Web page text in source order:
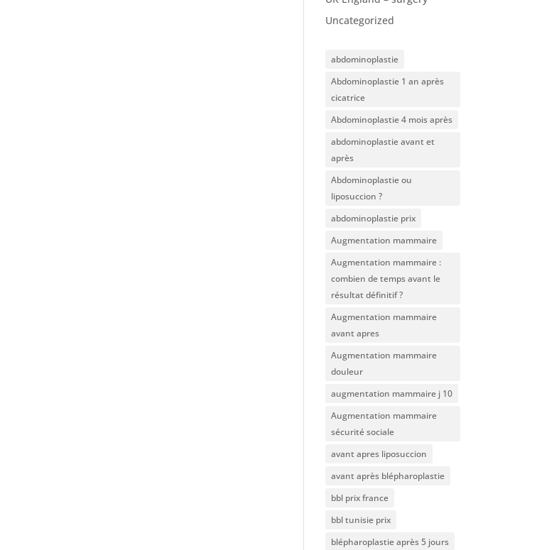
Uncategorized
abdominoplastie
Abdominoplastie 1 an après
cicatrice
Abdominoplastie 4 mois après
abdominoplastie avant et
après
Abdominoplastie ou
liposuccion ?
abdominoplastie prix
Augmentation mammaire
Augmentation mammaire :
combien de temps avant le
résultat définitif ?
Augmentation mammaire
avant apres
Augmentation mammaire
douleur
augmentation mammaire j 10
Augmentation mammaire
sécurité sociale
avant apres liposuccion
avant après blépharoplastie
bbl prix france
bbl tunisie prix
blépharoplastie après 5 jours